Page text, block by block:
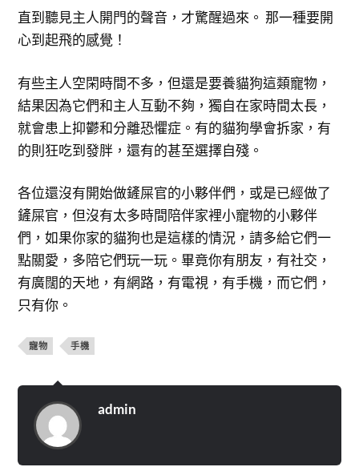
直到聽見主人開門的聲音，才驚醒過來。 那一種要開
心到起飛的感覺！
有些主人空閑時間不多，但還是要養貓狗這類寵物，
結果因為它們和主人互動不夠，獨自在家時間太長，
就會患上抑鬱和分離恐懼症。有的貓狗學會拆家，有
的則狂吃到發胖，還有的甚至選擇自殘。
各位還沒有開始做鏟屎官的小夥伴們，或是已經做了
鏟屎官，但沒有太多時間陪伴家裡小寵物的小夥伴
們，如果你家的貓狗也是這樣的情況，請多給它們一
點關愛，多陪它們玩一玩。畢竟你有朋友，有社交，
有廣闊的天地，有網路，有電視，有手機，而它們，
只有你。
寵物 手機
admin